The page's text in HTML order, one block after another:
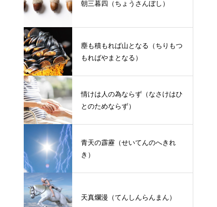
朝三暮四（ちょうさんぼし）
塵も積もれば山となる（ちりもつ
もればやまとなる）
情けは人の為ならず（なさけはひ
とのためならず）
青天の霹靂（せいてんのへきれ
き）
天真爛漫（てんしんらんまん）